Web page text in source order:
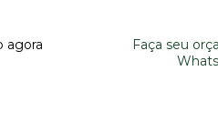
agora
Faça seu